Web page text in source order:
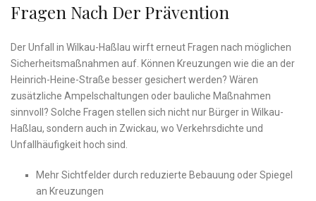
Fragen Nach Der Prävention
Der Unfall in Wilkau-Haßlau wirft erneut Fragen nach möglichen
Sicherheitsmaßnahmen auf. Können Kreuzungen wie die an der
Heinrich-Heine-Straße besser gesichert werden? Wären
zusätzliche Ampelschaltungen oder bauliche Maßnahmen
sinnvoll? Solche Fragen stellen sich nicht nur Bürger in Wilkau-
Haßlau, sondern auch in Zwickau, wo Verkehrsdichte und
Unfallhäufigkeit hoch sind.
Mehr Sichtfelder durch reduzierte Bebauung oder Spiegel
an Kreuzungen